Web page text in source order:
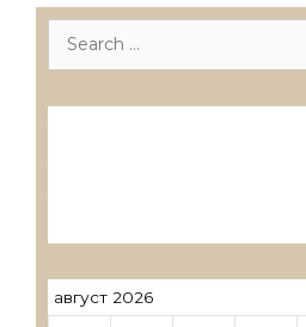
Search
август 2026